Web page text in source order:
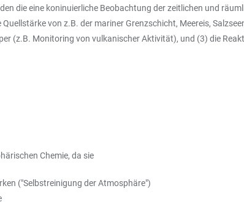
die eine koninuierliche Beobachtung der zeitlichen und
von z.B. der mariner Grenzschicht, Meereis,
(z.B. Monitoring von vulkanischer Aktivität), und (3) die
Chemie, da sie
("Selbstreinigung der Atmosphäre")